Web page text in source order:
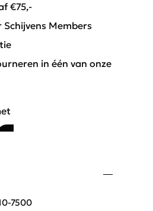
€75,-
Members
in één van onze
7500